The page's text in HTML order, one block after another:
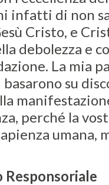
infatti di non
Cristo, e
debolezza e
La mia
basarono su
perché la
umana,
Responsoriale